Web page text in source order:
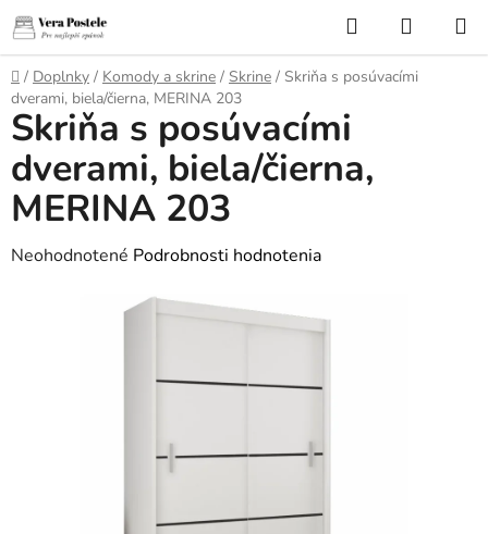
Prejsť
na
obsah
Hľadať
KOŠÍK
Domov
/ Doplnky / Komody a skrine / Skrine / Skriňa s posúvacími
dverami, biela/čierna, MERINA 203
Skriňa s posúvacími
dverami, biela/čierna,
MERINA 203
Priemerné
Neohodnotené Podrobnosti hodnotenia